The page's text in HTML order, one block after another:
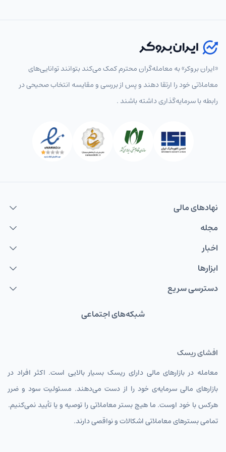
«ایران بروکر» به معامله‌گران محترم کمک می‌کند بتوانند توانایی‌های
معاملاتی خود را ارتقا دهند و پس از بررسی و مقایسه انتخاب‌ صحیحی در
رابطه با سرمایه‌گذاری داشته باشند .
نهاد‌های مالی
مجله
اخبار
ابزارها
دسترسی سریع
شبکه‌های اجتماعی
افشای ریسک
معامله در بازارهای مالی دارای ریسک بسیار بالایی است. اکثر افراد در
بازارهای مالی سرمایه‌ی خود را از دست می‌دهند. مسئولیت سود و ضرر
هرکس با خود اوست. ما هیچ بستر معاملاتی را توصیه و یا تأیید نمی‌کنیم.
تمامی بسترهای معاملاتی اشکالات و نواقصی دارند.